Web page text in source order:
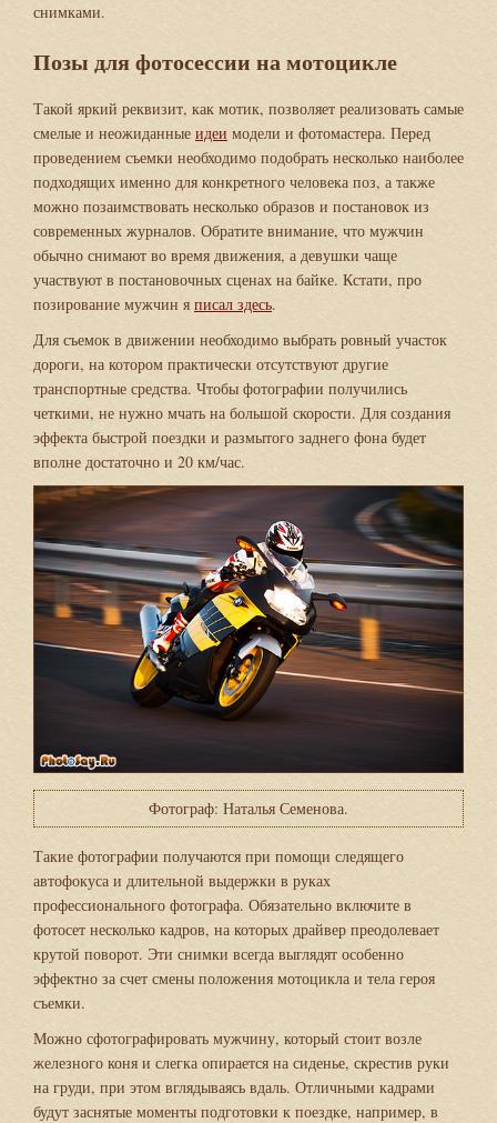
снимками.
Позы для фотосессии на мотоцикле
Такой яркий реквизит, как мотик, позволяет реализовать самые
смелые и неожиданные идеимодели и фотомастера. Перед
проведением съемки необходимо подобрать несколько наиболее
подходящих именно для конкретного человека поз, а также
можно позаимствовать несколько образов и постановок из
современных журналов. Обратите внимание, что мужчин
обычно снимают во время движения, а девушки чаще
участвуют в постановочных сценах на байке. Кстати, про
позирование мужчин я писал здесь.
Для съемок в движении необходимо выбрать ровный участок
дороги, на котором практически отсутствуют другие
транспортные средства. Чтобы фотографии получились
четкими, не нужно мчать на большой скорости. Для создания
эффекта быстрой поездки и размытого заднего фона будет
вполне достаточно и 20 км/час.
Фотограф: Наталья Семенова.
Такие фотографии получаются при помощи следящего
автофокуса и длительной выдержки в руках
профессионального фотографа. Обязательно включите в
фотосет несколько кадров, на которых драйвер преодолевает
крутой поворот. Эти снимки всегда выглядят особенно
эффектно за счет смены положения мотоцикла и тела героя
съемки.
Можно сфотографировать мужчину, который стоит возле
железного коня и слегка опирается на сиденье, скрестив руки
на груди, при этом вглядываясь вдаль. Отличными кадрами
будут заснятые моменты подготовки к поездке, например, в